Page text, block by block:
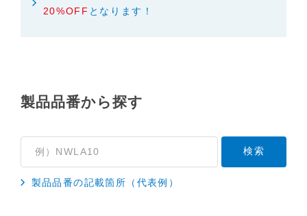
基準や業界基準に拠った内容になっております。製
（※）みまもりほっとラインサービスでご使用され
弊社「みまもりほっとライン相談窓口」に直接お問
い合わせくださいますようお願いします。
４．本サービスに係わる損害の免責
20%OFF となります！
製品品番から探す
製品品番の記載箇所（代表例）